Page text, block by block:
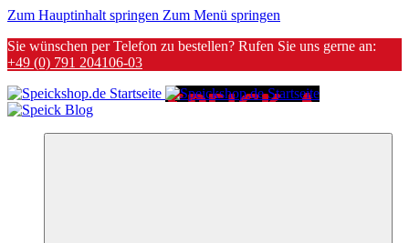
Zum Hauptinhalt springen Zum Menü springen
Sie wünschen per Telefon zu bestellen? Rufen Sie uns gerne an:
+49 (0) 791 204106-03